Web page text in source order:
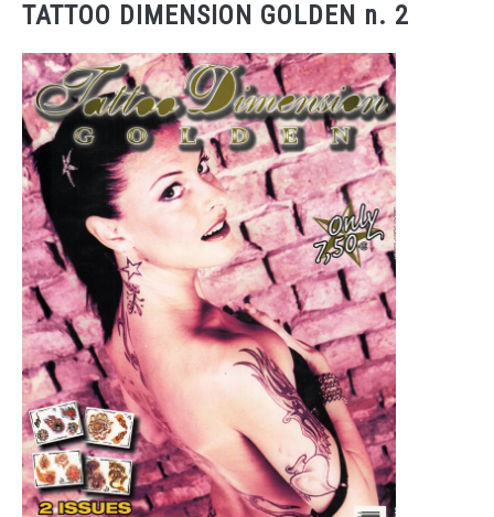
TATTOO DIMENSION GOLDEN n. 2